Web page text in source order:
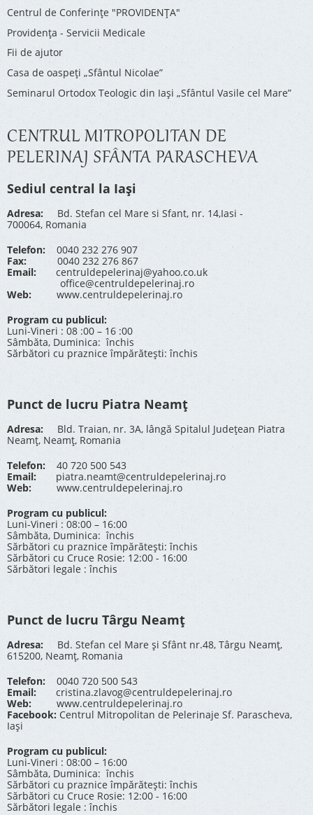
Centrul de Conferinţe "PROVIDENŢA"
Providenţa - Servicii Medicale
Fii de ajutor
Casa de oaspeți „Sfântul Nicolae”
Seminarul Ortodox Teologic din Iași „Sfântul Vasile cel Mare”
CENTRUL MITROPOLITAN DE
PELERINAJ SFÂNTA PARASCHEVA
Sediul central la Iași
Adresa: Bd. Stefan cel Mare si Sfant, nr. 14,Iasi -
700064, Romania
Telefon: 0040 232 276 907
Fax: 0040 232 276 867
Email:
centruldepelerinaj@yahoo.co.uk
office@centruldepelerinaj.ro
Web:
www.centruldepelerinaj.ro
Program cu publicul:
Luni-Vineri : 08 :00 – 16 :00
Sâmbăta, Duminica: închis
Sărbători cu praznice împărătești: închis
Punct de lucru Piatra Neamț
Adresa: Bld. Traian, nr. 3A, lângă Spitalul Județean Piatra
Neamț, Neamț, Romania
Telefon:40 720 500 543
Email:
piatra.neamt@centruldepelerinaj.ro
Web:
www.centruldepelerinaj.ro
Program cu publicul:
Luni-Vineri : 08:00 – 16:00
Sâmbăta, Duminica: închis
Sărbători cu praznice împărătești: închis
Sărbători cu Cruce Rosie: 12:00 - 16:00
Sărbători legale : închis
Punct de lucru Târgu Neamț
Adresa: Bd. Stefan cel Mare și Sfânt nr.48, Târgu Neamț,
615200, Neamț, Romania
Telefon: 0040 720 500 543
Email:
cristina.zlavog@centruldepelerinaj.ro
Web:
www.centruldepelerinaj.ro
Facebook: Centrul Mitropolitan de Pelerinaje Sf. Parascheva,
Iași
Program cu publicul:
Luni-Vineri : 08:00 – 16:00
Sâmbăta, Duminica: închis
Sărbători cu praznice împărătești: închis
Sărbători cu Cruce Rosie: 12:00 - 16:00
Sărbători legale : închis